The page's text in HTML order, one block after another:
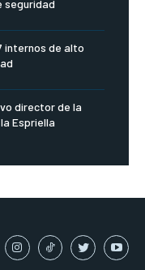
seguridad
internos de alto
director de la
Espriella